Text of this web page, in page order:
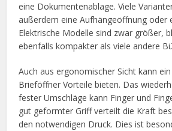
eine Dokumentenablage. Viele
außerdem eine Aufhängeöffnung oder
Elektrische Modelle sind zwar größer,
ebenfalls kompakter als viele andere
Auch aus ergonomischer Sicht kann
Brieföffner Vorteile bieten. Das
fester Umschläge kann Finger und
gut geformter Griff verteilt die Kraft
den notwendigen Druck. Dies ist